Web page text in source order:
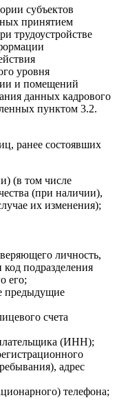
субъектов
принятием
трудоустройстве
уровня
и помещений
данных кадрового
пунктом 3.2.
ранее состоявших
(в том числе
(при наличии),
их изменения);
личность,
подразделения
его;
предыдущие
счета
(ИНН);
адрес
телефона;